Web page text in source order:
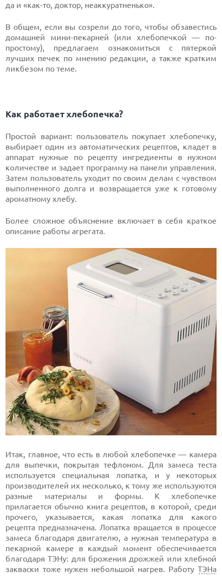
да и «как-то, доктор, неаккуратненько».
В общем, если вы созрели до того, чтобы обзавестись
домашней мини-пекарней (или хлебопечкой — по-
простому), предлагаем ознакомиться с пятеркой
лучших печек по мнению редакции, а также кратким
ликбезом по теме.
Как работает хлебопечка?
Простой вариант: пользователь покупает хлебопечку,
выбирает один из автоматических рецептов, кладет в
аппарат нужные по рецепту ингредиенты в нужном
количестве и задает программу на панели управления.
Затем пользователь уходит по своим делам с чувством
выполненного долга и возвращается уже к готовому
ароматному хлебу.
Более сложное объяснение включает в себя краткое
описание работы агрегата.
Итак, главное, что есть в любой хлебопечке — камера
для выпечки, покрытая тефлоном. Для замеса теста
используется специальная лопатка, и у некоторых
производителей их несколько, к тому же используются
разные материалы и формы. К хлебопечке
прилагается обычно книга рецептов, в которой, среди
прочего, указывается, какая лопатка для какого
рецепта предназначена. Лопатка вращается в процессе
замеса благодаря двигателю, а нужная температура в
пекарной камере в каждый момент обеспечивается
благодаря ТЭНу: для брожения дрожжей или хлебной
закваски тоже нужен небольшой нагрев. Работу ТЭНа